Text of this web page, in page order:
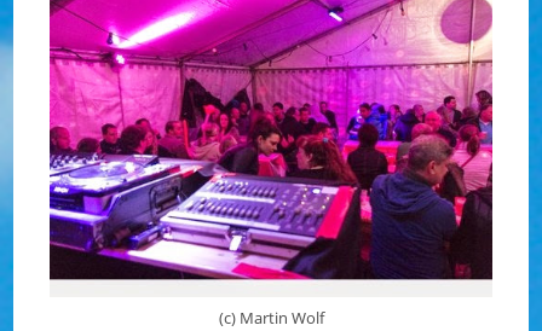
(c) Martin Wolf